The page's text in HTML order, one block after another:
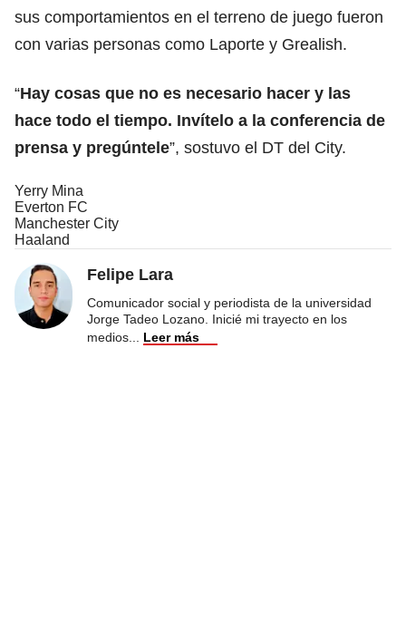
sus comportamientos en el terreno de juego fueron
con varias personas como Laporte y Grealish.
“Hay cosas que no es necesario hacer y las
hace todo el tiempo. Invítelo a la conferencia de
prensa y pregúntele”, sostuvo el DT del City.
Yerry Mina
Everton FC
Manchester City
Haaland
Felipe Lara
Comunicador social y periodista de la universidad
Jorge Tadeo Lozano. Inicié mi trayecto en los
medios
Leer más